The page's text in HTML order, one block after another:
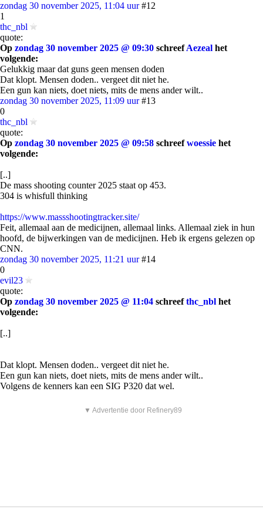
zondag 30 november 2025, 11:04 uur #12
1
thc_nbl
quote:
Op zondag 30 november 2025 @ 09:30 schreefAezeal het
volgende:
Gelukkig maar dat guns geen mensen doden
Dat klopt. Mensen doden.. vergeet dit niet he.
Een gun kan niets, doet niets, mits de mens ander wilt..
zondag 30 november 2025, 11:09 uur #13
0
thc_nbl
quote:
Op zondag 30 november 2025 @ 09:58 schreefwoessie het
volgende:
[..]
De mass shooting counter 2025 staat op 453.
304 is whisfull thinking
https://www.massshootingtracker.site/
Feit, allemaal aan de medicijnen, allemaal links. Allemaal ziek in hun
hoofd, de bijwerkingen van de medicijnen. Heb ik ergens gelezen op
CNN.
zondag 30 november 2025, 11:21 uur #14
0
evil23
quote:
Op zondag 30 november 2025 @ 11:04 schreefthc_nbl het
volgende:
[..]
Dat klopt. Mensen doden.. vergeet dit niet he.
Een gun kan niets, doet niets, mits de mens ander wilt..
Volgens de kenners kan een SIG P320 dat wel.
▼ Advertentie door Refinery89